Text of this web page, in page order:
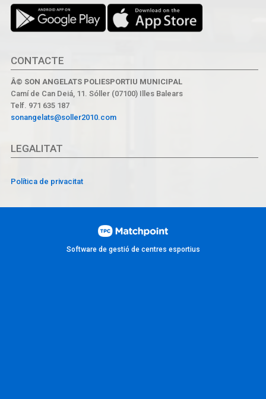
CONTACTE
Â© SON ANGELATS POLIESPORTIU MUNICIPAL
Camí de Can Deiá, 11. Sóller (07100) Illes Balears
Telf. 971 635 187
sonangelats@soller2010.com
LEGALITAT
Política de privacitat
Software de gestió de centres esportius